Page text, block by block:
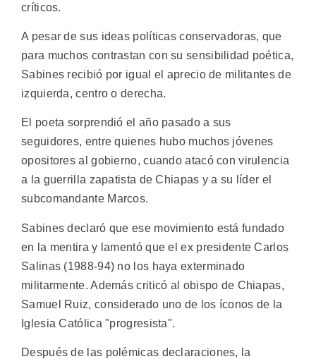
críticos.
A pesar de sus ideas políticas conservadoras, que
para muchos contrastan con su sensibilidad poética,
Sabines recibió por igual el aprecio de militantes de
izquierda, centro o derecha.
El poeta sorprendió el año pasado a sus
seguidores, entre quienes hubo muchos jóvenes
opositores al gobierno, cuando atacó con virulencia
a la guerrilla zapatista de Chiapas y a su líder el
subcomandante Marcos.
Sabines declaró que ese movimiento está fundado
en la mentira y lamentó que el ex presidente Carlos
Salinas (1988-94) no los haya exterminado
militarmente. Además criticó al obispo de Chiapas,
Samuel Ruiz, considerado uno de los íconos de la
Iglesia Católica "progresista".
Después de las polémicas declaraciones, la